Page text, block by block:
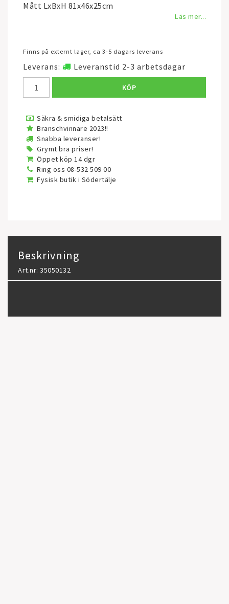
Mått LxBxH 81x46x25cm
Läs mer...
Finns på externt lager, ca 3-5 dagars leverans
Leverans: Leveranstid 2-3 arbetsdagar
KÖP
Säkra & smidiga betalsätt
Branschvinnare 2023!!
Snabba leveranser!
Grymt bra priser!
Öppet köp 14 dgr
Ring oss 08-532 509 00
Fysisk butik i Södertälje
Beskrivning
Art.nr: 35050132